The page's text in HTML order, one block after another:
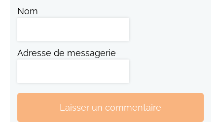
Nom
Adresse de messagerie
Laisser un commentaire